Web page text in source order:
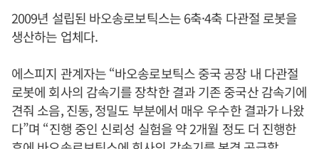
2009년 설립된 바오송로보틱스는 6축·4축 다관절 로봇을
생산하는 업체다.
에스피지 관계자는 “바오송로보틱스 중국 공장 내 다관절
로봇에 회사의 감속기를 장착한 결과 기존 중국산 감속기에
견줘 소음, 진동, 정밀도 부분에서 매우 우수한 결과가 나왔
다”며 “진행 중인 신뢰성 실험을 약 2개월 정도 더 진행한